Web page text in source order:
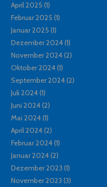
April 2025 (1)
Februar 2025 (1)
Januar 2025 (1)
Dezember 2024(1)
November 2024(2)
Oktober 2024(1)
September 2024(2)
Juli 2024(1)
Juni 2024(2)
Mai 2024(1)
April 2024(2)
Februar 2024(1)
Januar 2024(2)
Dezember 2023 (1)
November 2023 (3)